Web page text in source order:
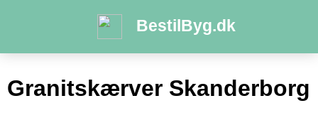
BestilByg.dk
Granitskærver Skanderborg